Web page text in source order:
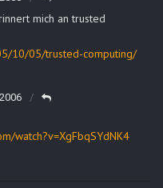
mich an trusted
10/05/trusted-computing/
watch?v=XgFbqSYdNK4